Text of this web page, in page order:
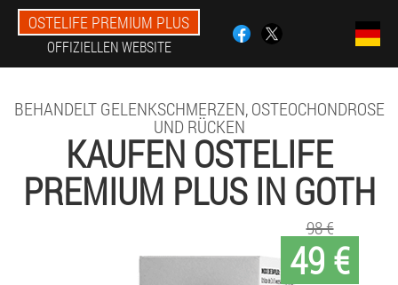
OSTELIFE PREMIUM PLUS
OFFIZIELLEN WEBSITE
BEHANDELT GELENKSCHMERZEN, OSTEOCHONDROSE
UND RÜCKEN
KAUFEN OSTELIFE
PREMIUM PLUS IN GOTH
49 €
98 €